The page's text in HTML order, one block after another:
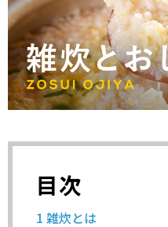
目次
1 雑炊とは